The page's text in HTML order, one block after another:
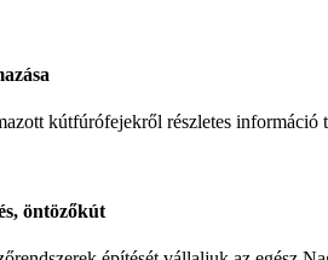
kútfúrófejekről részletes információ
öntözőkút